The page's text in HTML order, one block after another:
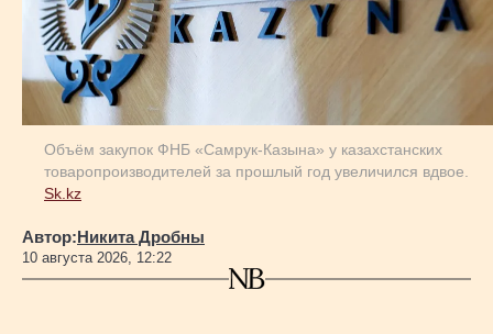
Объём закупок ФНБ «Самрук-Казына» у казахстанских
товаропроизводителей за прошлый год увеличился вдвое.
Sk.kz
Автор:Никита Дробны
10 августа 2026, 12:22